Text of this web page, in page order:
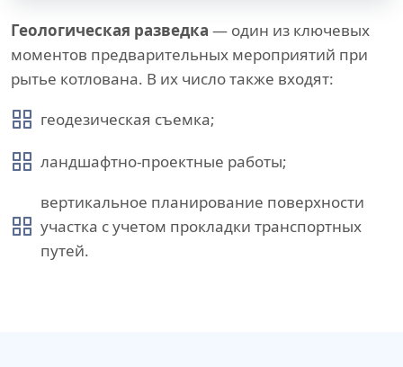
Геологическая разведка — один из ключевых
моментов предварительных мероприятий при
рытье котлована. В их число также входят:
геодезическая съемка;
ландшафтно-проектные работы;
вертикальное планирование поверхности
участка с учетом прокладки транспортных
путей.